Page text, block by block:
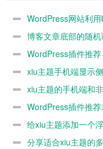
WordPress网站利
博客文章底部的随
WordPress插件推
法 xiu主题手机端显示
xiu主题的手机端和
WordPress插件推
给xiu主题添加一个
分享适合xiu主题的